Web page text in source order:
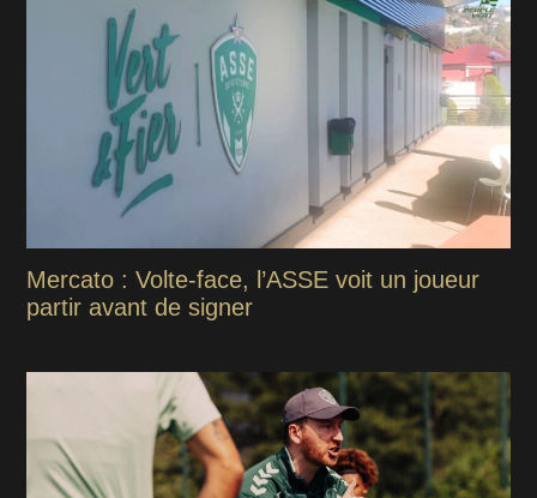
Mercato : Volte-face, l’ASSE voit un joueur
partir avant de signer